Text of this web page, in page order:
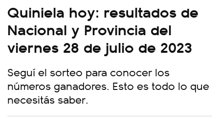
Quiniela hoy: resultados de
Nacional y Provincia del
viernes 28 de julio de 2023
Seguí el sorteo para conocer los
números ganadores. Esto es todo lo que
necesitás saber.